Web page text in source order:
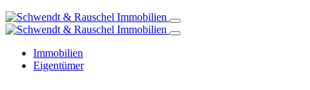
Immobilien
Eigentümer